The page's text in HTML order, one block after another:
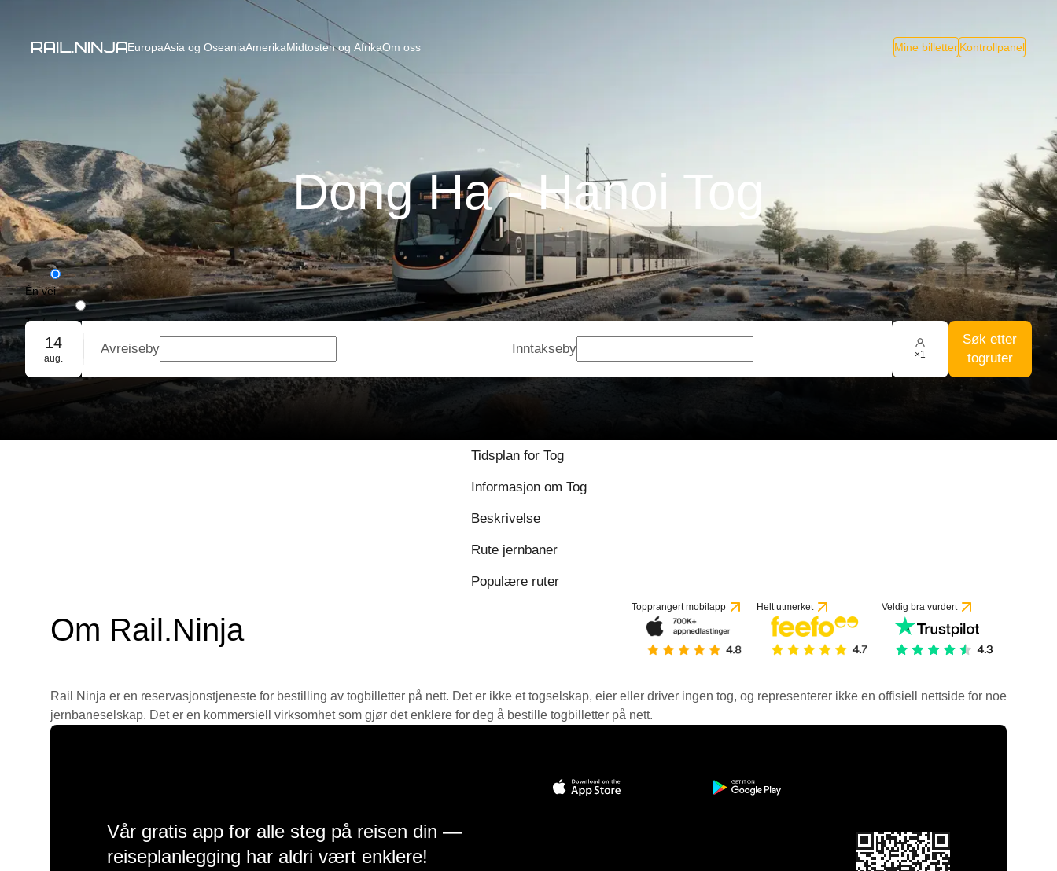
EuropaAsia og OseaniaAmerikaMidtosten og AfrikaOm oss Mine billetterKontrollpanel
Dong Ha - Hanoi Tog
Én vei
Tur/retur
Gruppebooking
14
aug.
Avreiseby Inntakseby ×1
Søk etter
togruter
Tidsplan for Tog
Informasjon om Tog
Beskrivelse
Rute jernbaner
Populære ruter
Om Rail.Ninja
Topprangert mobilapp Helt utmerket Veldig bra vurdert
Rail Ninja er en reservasjons­tjeneste for bestilling av togbilletter på nett. Det er ikke et togselskap, eier eller driver ingen tog, og representerer ikke en offisiell nettside for noe
jernbaneselskap. Det er en kommersiell virksomhet som gjør det enklere for deg å bestille togbilletter på nett.
Vår gratis app for alle steg på reisen din —
reiseplanlegging har aldri vært enklere!